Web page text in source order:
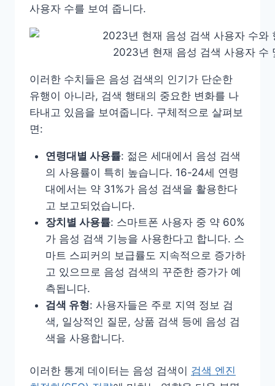
사용자 수를 보여 줍니다.
2023년 현재 음성 검색 사용자 수
이러한 수치들은 음성 검색의 인기가 단순한
유행이 아니라, 검색 행태의 중요한 변화를 나
타내고 있음을 보여줍니다. 구체적으로 살펴보
면:
연령대별 사용률: 젊은 세대에서 음성 검색
의 사용률이 특히 높습니다. 16-24세 연령
대에서는 약 31%가 음성 검색을 활용한다
고 보고되었습니다.
장치별 사용률: 스마트폰 사용자 중 약 60%
가 음성 검색 기능을 사용한다고 합니다. 스
마트 스피커의 보급률도 지속적으로 증가하
고 있으므로 음성 검색의 꾸준한 증가가 예
측됩니다.
검색 유형: 사용자들은 주로 지역 정보 검
색, 일상적인 질문, 상품 검색 등에 음성 검
색을 사용합니다.
이러한 통계 데이터는 음성 검색이 검색 엔진